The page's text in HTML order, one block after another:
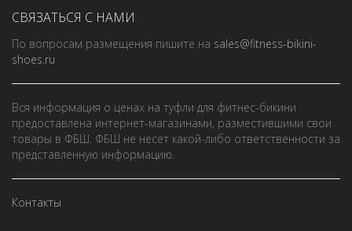
СВЯЗАТЬСЯ С НАМИ
По вопросам размещения пишите на sales@fitness-bikini-
shoes.ru
Вся информация о ценах на туфли для фитнес-бикини
предоставлена интернет-магазинами, разместившими свои
товары в ФБШ. ФБШ не несет какой-либо ответственности за
представленную информацию.
Контакты